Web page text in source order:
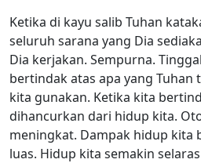
Ketika di kayu salib Tuhan
seluruh sarana yang Dia
Dia kerjakan. Sempurna.
bertindak atas apa yang Tuhan
kita gunakan. Ketika kita
dihancurkan dari hidup kita.
meningkat. Dampak hidup kita
luas. Hidup kita semakin